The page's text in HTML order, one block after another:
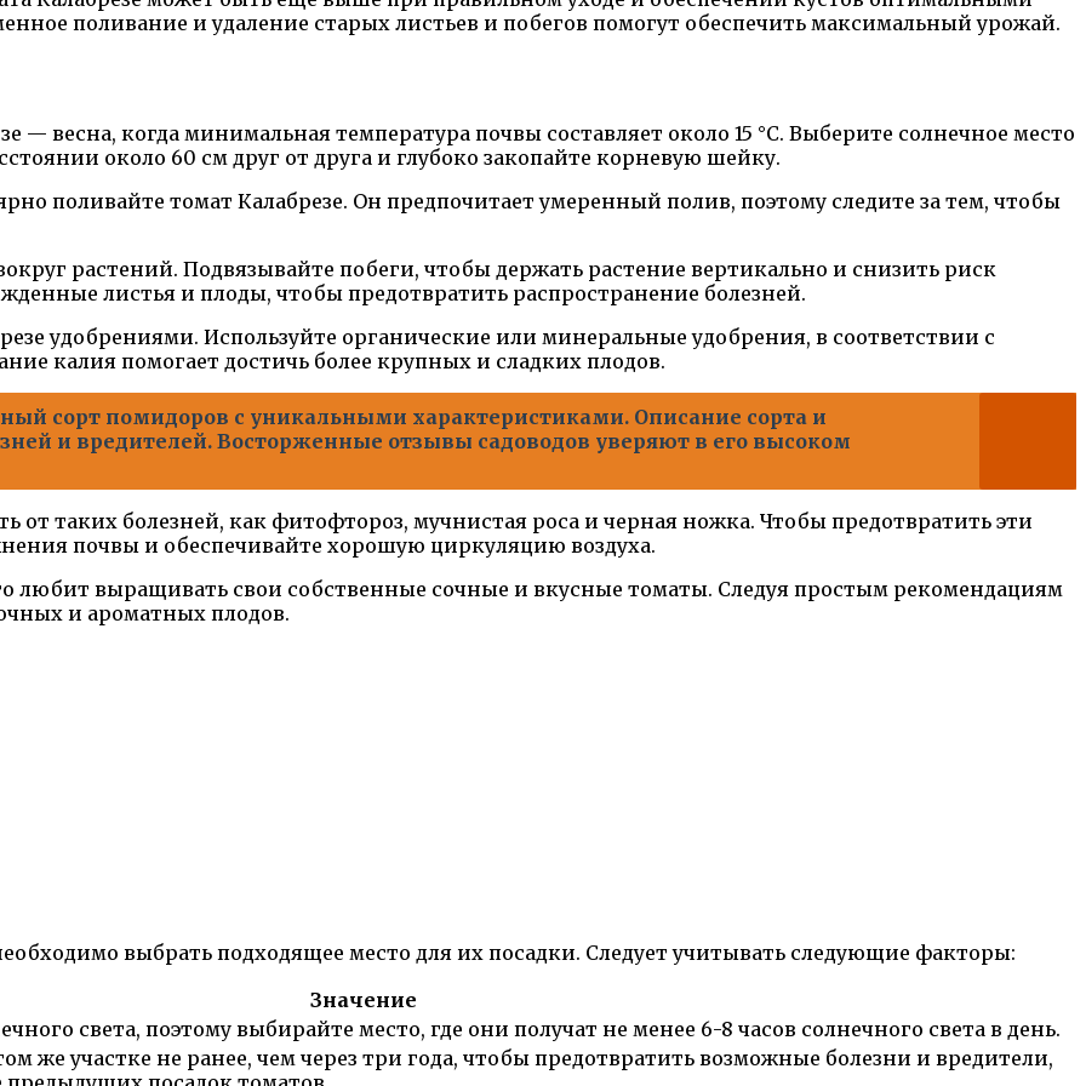
поливание и удаление старых листьев и побегов помогут обеспечить максимальный урожай.
— весна, когда минимальная температура почвы составляет около 15 °С. Выберите солнечное место
около 60 см друг от друга и глубоко закопайте корневую шейку.
поливайте томат Калабрезе. Он предпочитает умеренный полив, поэтому следите за тем, чтобы
растений. Подвязывайте побеги, чтобы держать растение вертикально и снизить риск
листья и плоды, чтобы предотвратить распространение болезней.
удобрениями. Используйте органические или минеральные удобрения, в соответствии с
калия помогает достичь более крупных и сладких плодов.
сорт помидоров с уникальными характеристиками. Описание сорта и
и вредителей. Восторженные отзывы садоводов уверяют в его высоком
от таких болезней, как фитофтороз, мучнистая роса и черная ножка. Чтобы предотвратить эти
почвы и обеспечивайте хорошую циркуляцию воздуха.
любит выращивать свои собственные сочные и вкусные томаты. Следуя простым рекомендациям
и ароматных плодов.
выбрать подходящее место для их посадки. Следует учитывать следующие факторы:
Значение
света, поэтому выбирайте место, где они получат не менее 6-8 часов солнечного света в день.
же участке не ранее, чем через три года, чтобы предотвратить возможные болезни и вредители,